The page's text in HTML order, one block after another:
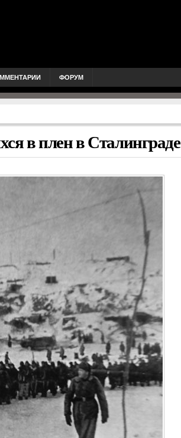
ФОРУМ
в плен в Сталинграде